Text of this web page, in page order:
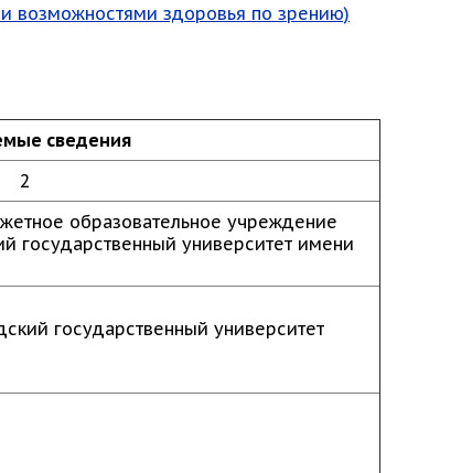
возможностями здоровья по зрению)
сведения
2
образовательное учреждение
государственный университет имени
государственный университет